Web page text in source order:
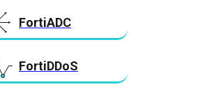
FortiADC
FortiDDoS